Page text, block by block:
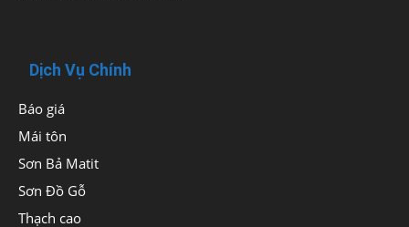
Dịch Vụ Chính
Báo giá
Mái tôn
Sơn Bả Matit
Sơn Đồ Gỗ
Thạch cao